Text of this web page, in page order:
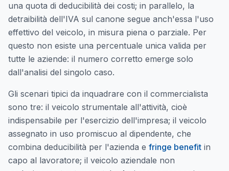
una quota di deducibilità dei costi; in parallelo, la
detraibilità dell'IVA sul canone segue anch'essa l'uso
effettivo del veicolo, in misura piena o parziale. Per
questo non esiste una percentuale unica valida per
tutte le aziende: il numero corretto emerge solo
dall'analisi del singolo caso.
Gli scenari tipici da inquadrare con il commercialista
sono tre: il veicolo strumentale all'attività, cioè
indispensabile per l'esercizio dell'impresa; il veicolo
assegnato in uso promiscuo al dipendente, che
combina deducibilità per l'azienda e fringe benefit in
capo al lavoratore; il veicolo aziendale non